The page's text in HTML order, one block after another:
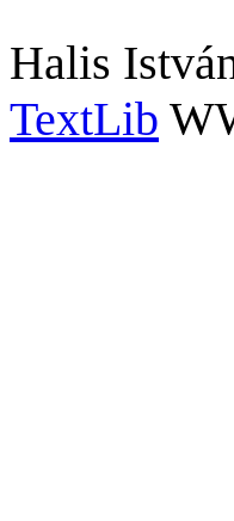
Halis
TextLib